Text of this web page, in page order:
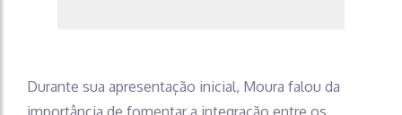
Durante sua apresentação inicial, Moura falou da
importância de fomentar a integração entre os